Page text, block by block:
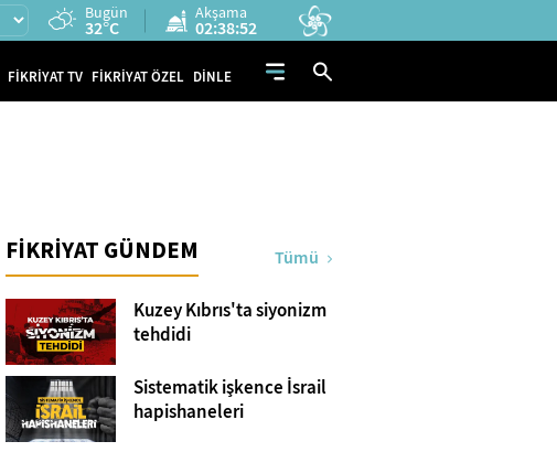
Bugün
32°C
Akşama
02:38:51
FİKRİYAT TV FİKRİYAT ÖZEL DİNLE
FİKRİYAT GÜNDEM Tümü
Kuzey Kıbrıs'ta siyonizm
tehdidi
Sistematik işkence İsrail
hapishaneleri